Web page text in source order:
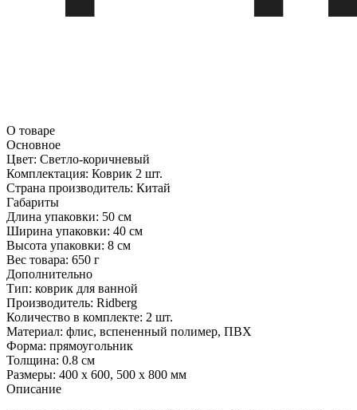
О товаре
Основное
Цвет: Светло-коричневый
Комплектация: Коврик 2 шт.
Страна производитель: Китай
Габариты
Длина упаковки: 50 см
Ширина упаковки: 40 см
Высота упаковки: 8 см
Вес товара: 650 г
Дополнительно
Тип: коврик для ванной
Производитель: Ridberg
Количество в комплекте: 2 шт.
Материал: флис, вспененный полимер, ПВХ
Форма: прямоугольник
Толщина: 0.8 см
Размеры: 400 x 600, 500 x 800 мм
Описание